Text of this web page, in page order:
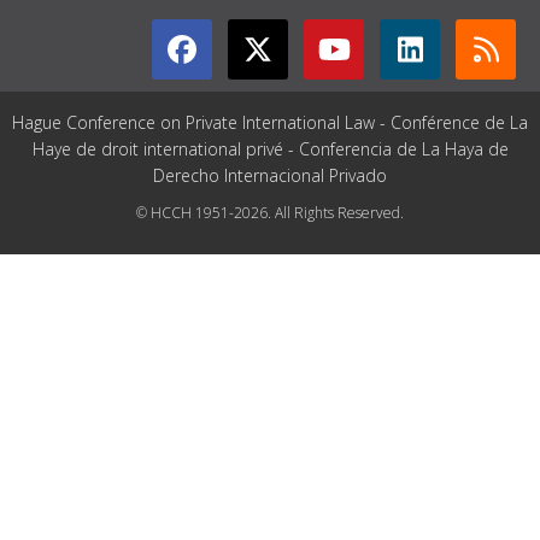
Hague Conference on Private International Law - Conférence de La
Haye de droit international privé - Conferencia de La Haya de
Derecho Internacional Privado
© HCCH 1951-2026. All Rights Reserved.